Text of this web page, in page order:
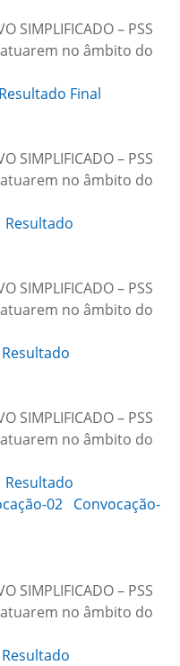
SIMPLIFICADO – PSS
no âmbito do
Resultado Final
SIMPLIFICADO – PSS
no âmbito do
Resultado
SIMPLIFICADO – PSS
no âmbito do
Resultado
SIMPLIFICADO – PSS
no âmbito do
Resultado
02 Convocação-
SIMPLIFICADO – PSS
no âmbito do
Resultado